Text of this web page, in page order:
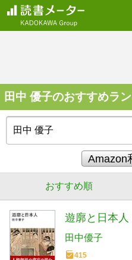
田中 優子のおすすめラ
おすすめ順
遊廓と日本
田中優子
415